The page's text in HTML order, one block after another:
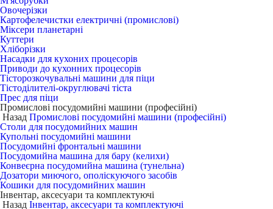
Овочерізки
Картофелечистки електричні (промислові)
Міксери планетарні
Куттери
Хліборізки
Насадки для кухоних процесорів
Приводи до кухонних процесорів
Тісторозкочувальні машини для піци
Тістоділителі-округлювачі тіста
Прес для піци
Промислові посудомийні машини (професійні)
Назад Промислові посудомийні машини (професійні)
Столи для посудомийних машин
Купольні посудомийні машини
Посудомийні фронтальні машини
Посудомийна машина для бару (келихи)
Конвеєрна посудомийна машина (тунельна)
Дозатори миючого, ополіскуючого засобів
Кошики для посудомийних машин
Інвентар, аксесуари та комплектуючі
Назад Інвентар, аксесуари та комплектуючі